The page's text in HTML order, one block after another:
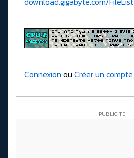
Connexion ou Créer un compte